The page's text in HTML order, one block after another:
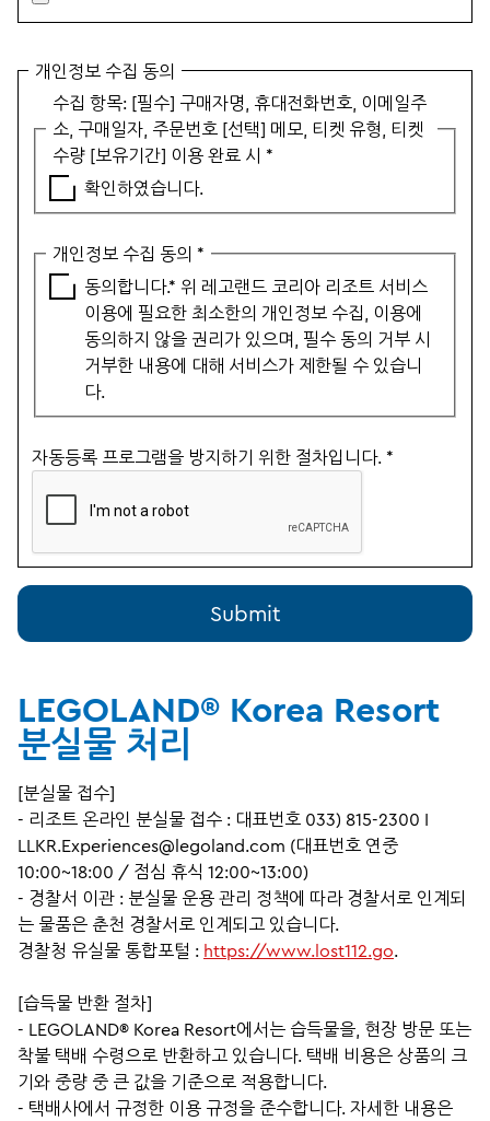
개인정보 수집 동의
수집 항목: [필수] 구매자명, 휴대전화번호, 이메일주
소, 구매일자, 주문번호 [선택] 메모, 티켓 유형, 티켓
수량 [보유기간] 이용 완료 시 *
확인하였습니다.
개인정보 수집 동의 *
동의합니다.* 위 레고랜드 코리아 리조트 서비스
이용에 필요한 최소한의 개인정보 수집, 이용에
동의하지 않을 권리가 있으며, 필수 동의 거부 시
거부한 내용에 대해 서비스가 제한될 수 있습니
다.
자동등록 프로그램을 방지하기 위한 절차입니다. *
LEGOLAND® Korea Resort
분실물 처리
[분실물 접수]
- 리조트 온라인 분실물 접수 : 대표번호 033) 815-2300 I
LLKR.Experiences@legoland.com (대표번호 연중
10:00~18:00 / 점심 휴식 12:00~13:00)
- 경찰서 이관 : 분실물 운용 관리 정책에 따라 경찰서로 인계되
는 물품은 춘천 경찰서로 인계되고 있습니다.
경찰청 유실물 통합포털 : https://www.lost112.go.
[습득물 반환 절차]
- LEGOLAND® Korea Resort에서는 습득물을, 현장 방문 또는
착불 택배 수령으로 반환하고 있습니다. 택배 비용은 상품의 크
기와 중량 중 큰 값을 기준으로 적용합니다.
- 택배사에서 규정한 이용 규정을 준수합니다. 자세한 내용은